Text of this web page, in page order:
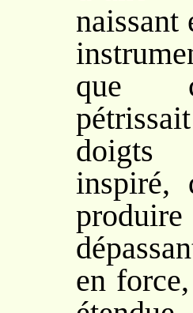
naissant
que
doigts
inspiré,
en